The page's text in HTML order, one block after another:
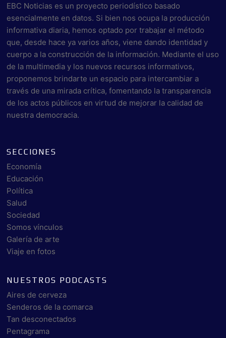
EBC Noticias es un proyecto periodístico basado
esencialmente en datos. Si bien nos ocupa la producción
informativa diaria, hemos optado por trabajar el método
que, desde hace ya varios años, viene dando identidad y
cuerpo a la construcción de la información. Mediante el uso
de la multimedia y los nuevos recursos informativos,
proponemos brindarte un espacio para intercambiar a
través de una mirada crítica, fomentando la transparencia
de los actos públicos en virtud de mejorar la calidad de
nuestra democracia.
SECCIONES
Economía
Educación
Política
Salud
Sociedad
Somos vínculos
Galería de arte
Viaje en fotos
NUESTROS PODCASTS
Aires de cerveza
Senderos de la comarca
Tan desconectados
Pentagrama